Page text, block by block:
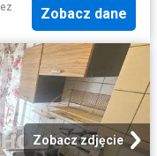
Zobacz dane
Zobacz zdjęcie